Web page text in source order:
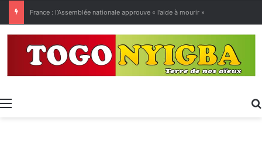
Menu